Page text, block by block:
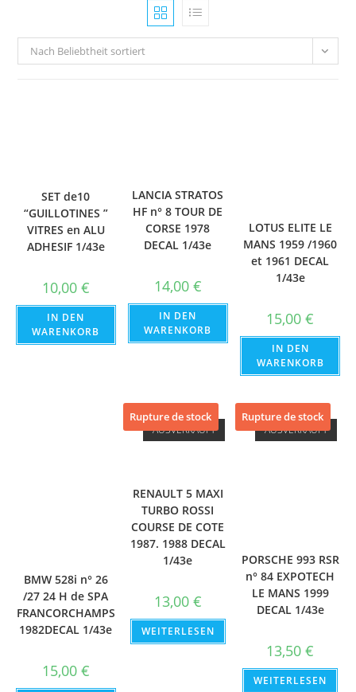
Nach Beliebtheit sortiert
SET de10
“GUILLOTINES ”
VITRES en ALU
ADHESIF 1/43e
10,00 €
IN DEN
WARENKORB
LANCIA STRATOS
HF n° 8 TOUR DE
CORSE 1978
DECAL 1/43e
14,00 €
IN DEN
WARENKORB
LOTUS ELITE LE
MANS 1959 /1960
et 1961 DECAL
1/43e
15,00€
IN DEN
WARENKORB
BMW 528i n° 26
/27 24 H de SPA
FRANCORCHAMPS
1982DECAL 1/43e
15,00 €
Rupture de stock
AUSVERKAUFT
RENAULT 5 MAXI
TURBO ROSSI
COURSE DE COTE
1987. 1988 DECAL
1/43e
13,00 €
WEITERLESEN
Rupture de stock
AUSVERKAUFT
PORSCHE 993 RSR
n° 84 EXPOTECH
LE MANS 1999
DECAL 1/43e
13,50€
WEITERLESEN